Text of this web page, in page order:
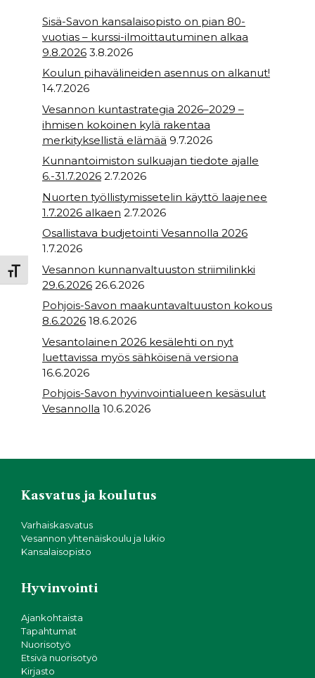
Toggle Font size
Sisä-Savon kansalaisopisto on pian 80-
vuotias – kurssi-ilmoittautuminen alkaa
9.8.2026 3.8.2026
Koulun pihavälineiden asennus on alkanut!
14.7.2026
Vesannon kuntastrategia 2026–2029 –
ihmisen kokoinen kylä rakentaa
merkityksellistä elämää 9.7.2026
Kunnantoimiston sulkuajan tiedote ajalle
6.-31.7.2026 2.7.2026
Nuorten työllistymissetelin käyttö laajenee
1.7.2026 alkaen 2.7.2026
Osallistava budjetointi Vesannolla 2026
1.7.2026
Vesannon kunnanvaltuuston striimilinkki
29.6.2026 26.6.2026
Pohjois-Savon maakuntavaltuuston kokous
8.6.2026 18.6.2026
Vesantolainen 2026 kesälehti on nyt
luettavissa myös sähköisenä versiona
16.6.2026
Pohjois-Savon hyvinvointialueen kesäsulut
Vesannolla 10.6.2026
Kasvatus ja koulutus
Varhaiskasvatus
Vesannon yhtenäiskoulu ja lukio
Kansalaisopisto
Hyvinvointi
Ajankohtaista
Tapahtumat
Nuorisotyö
Etsivä nuorisotyö
Kirjasto